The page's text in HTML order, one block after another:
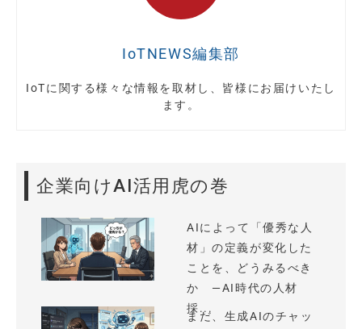
IoTNEWS編集部
IoTに関する様々な情報を取材し、皆様にお届けいたし
ます。
企業向けAI活用虎の巻
AIによって「優秀な人
材」の定義が変化した
ことを、どうみるべき
か —AI時代の人材
採...
まだ、生成AIのチャッ